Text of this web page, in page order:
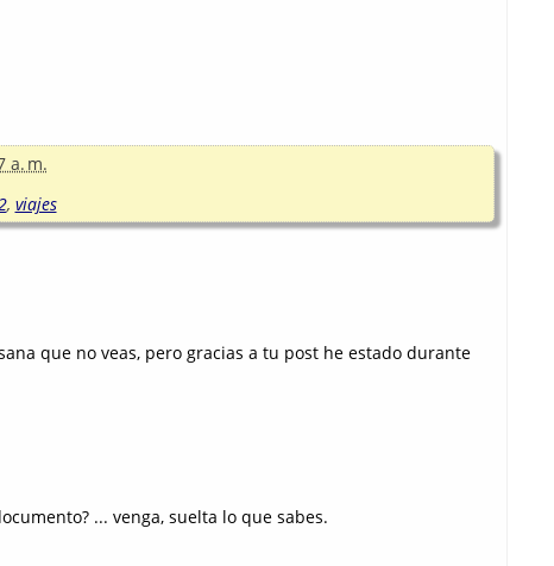
a. m.
, viajes
que no veas, pero gracias a tu post he estado durante
... venga, suelta lo que sabes.